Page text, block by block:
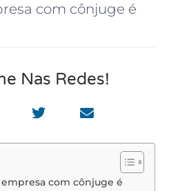
com cônjuge é
Nas Redes!
com cônjuge é